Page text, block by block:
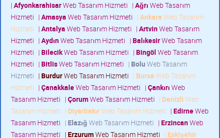
| AfyonkarahisarWeb Tasarım Hizmeti | Ağrı Web Tasarım
Hizmeti | Amasya Web Tasarım Hizmeti | Ankara Web Tasarım
Hizmeti | Antalya Web Tasarım Hizmeti | ArtvinWeb Tasarım
Hizmeti | AydınWeb Tasarım Hizmeti | BalıkesirWeb Tasarım
Hizmeti | BilecikWeb Tasarım Hizmeti | Bingöl Web Tasarım
Hizmeti | BitlisWeb Tasarım Hizmeti | Bolu Web Tasarım
Hizmeti | BurdurWeb Tasarım Hizmeti | Bursa Web Tasarım
Hizmeti | ÇanakkaleWeb Tasarım Hizmeti | Çankırı Web
Tasarım Hizmeti | ÇorumWeb Tasarım Hizmeti | Denizli Web
Tasarım Hizmeti | DiyarbakırWeb Tasarım Hizmeti | EdirneWeb
Tasarım Hizmeti | Elazığ Web Tasarım Hizmeti | ErzincanWeb
Tasarım Hizmeti | ErzurumWeb Tasarım Hizmeti | Eskişehir